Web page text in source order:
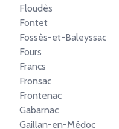
Floudès
Fontet
Fossès-et-Baleyssac
Fours
Francs
Fronsac
Frontenac
Gabarnac
Gaillan-en-Médoc